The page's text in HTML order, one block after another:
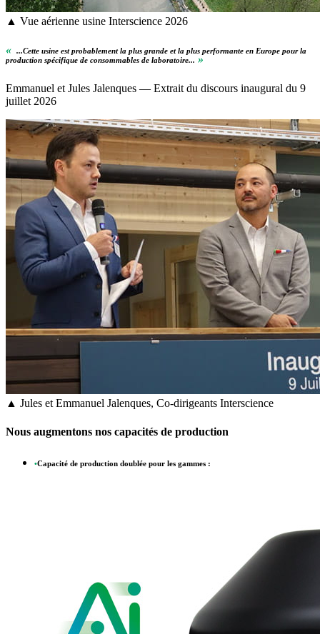
▲ Vue aérienne usine Interscience 2026
« ...Cette usine est probablement la plus grande et la plus performante en Europe pour la
production spécifique de consommables de laboratoire... »
Emmanuel et Jules Jalenques — Extrait du discours inaugural du 9
juillet 2026
▲ Jules et Emmanuel Jalenques, Co-dirigeants Interscience
Nous augmentons nos capacités de production
•Capacité de production doublée pour les gammes :